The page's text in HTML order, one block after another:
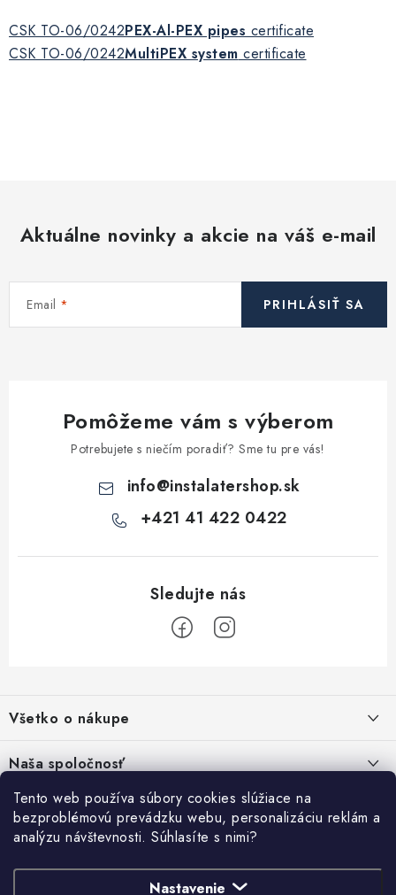
Tento web používa súbory cookies slúžiace na
bezproblémovú prevádzku webu, personalizáciu reklám a
analýzu návštevnosti. Súhlasíte s nimi?
Nastavenie
CSK TO-06/0242PEX-Al-PEX pipes certificate
CSK TO-06/0242MultiPEX system certificate
Aktuálne novinky a akcie na váš e-mail
Email PRIHLÁSIŤ SA
Pomôžeme vám s výberom
Potrebujete s niečím poradiť? Sme tu pre vás!
info@instalatershop.sk
+421 41 422 0422
p
ä
t
Všetko o nákupe
Obchodné podmienky
Podmienky ochrany osobných údajov
Naša spoločnosť
SHOWROOM - poradňa pre vaše projekty
PREDAJŇA - Raková
Stabilná spoločnosť od roku 2009
Prihlásenie
E-mail